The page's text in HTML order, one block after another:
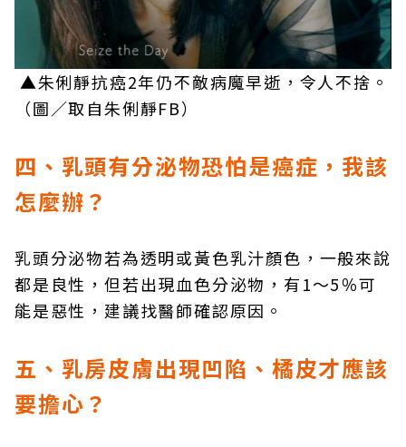
▲朱俐靜抗癌2年仍不敵病魔早逝，令人不捨。
（圖／取自朱俐靜FB）
四、乳頭有分泌物恐怕是癌症，我該
怎麼辦？
乳頭分泌物若為透明或黃色乳汁顏色，一般來說
都是良性，但若出現血色分泌物，有1～5％可
能是惡性，建議找醫師確認原因。
五、乳房皮膚出現凹陷、橘皮才應該
要擔心？